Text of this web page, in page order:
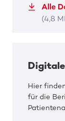
Alle
(4,8
Hier
für die